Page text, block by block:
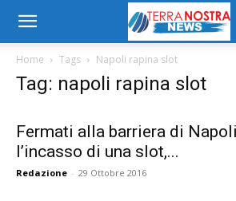
Home Tags Napoli rapina slot
Tag: napoli rapina slot
Fermati alla barriera di
l’incasso di una slot,...
Redazione - 29 Ottobre 2016